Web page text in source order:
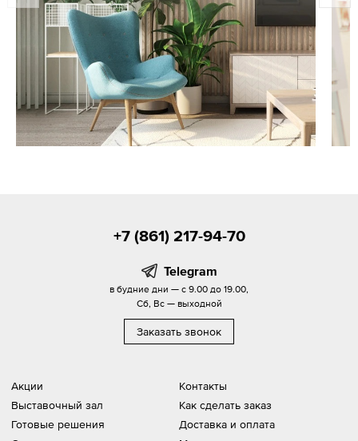
Акции
Выставочный зал
Готовые решения
Контакты
Как сделать заказ
Доставка и оплата
+7 (861) 217-94-70
Telegram
в будние дни — с 9.00 до 19.00,
Сб, Вс — выходной
Заказать звонок